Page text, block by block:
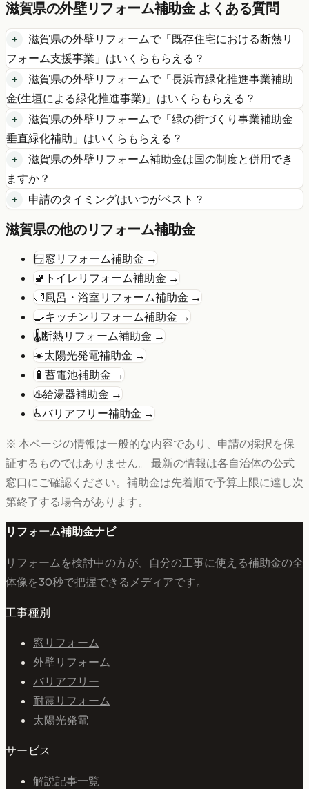
滋賀県の外壁リフォーム補助金 よくある質問
滋賀県の外壁リフォームで「既存住宅における断熱リ
フォーム支援事業 」はいくらもらえる？
滋賀県の外壁リフォームで「長浜市緑化推進事業補助
金(生垣による緑化推進事業) 」はいくらもらえる？
滋賀県の外壁リフォームで「緑の街づくり事業補助金
垂直緑化補助 」はいくらもらえる？
滋賀県の外壁リフォーム補助金は国の制度と併用でき
ますか？
申請のタイミングはいつがベスト？
滋賀県の他のリフォーム補助金
🪟 窓リフォーム補助金 →
🚽 トイレリフォーム補助金 →
🛁風呂・浴室リフォーム補助金 →
🍳キッチンリフォーム補助金 →
🌡️断熱リフォーム補助金 →
☀️太陽光発電補助金 →
🔋 蓄電池補助金 →
♨️給湯器補助金 →
♿バリアフリー補助金 →
※ 本ページの情報は一般的な内容であり、申請の採択を保
証するものではありません。 最新の情報は各自治体の公式
窓口にご確認ください。補助金は先着順で予算上限に達し次
第終了する場合があります。
リフォーム補助金ナビ
リフォームを検討中の方が、自分の工事に使える補助金の全
体像を30秒で把握できるメディアです。
工事種別
窓リフォーム
外壁リフォーム
バリアフリー
耐震リフォーム
太陽光発電
サービス
解説記事一覧